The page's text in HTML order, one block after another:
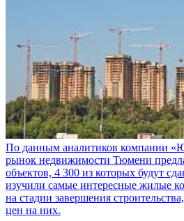
По данным аналитиков компании
рынок недвижимости Тюмени
объектов, 4 300 из которых будут
изучили самые интересные жилые
на стадии завершения
цен на них.